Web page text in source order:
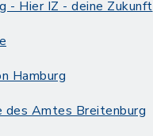
- Hier IZ - deine Zukunft
Hamburg
des Amtes Breitenburg